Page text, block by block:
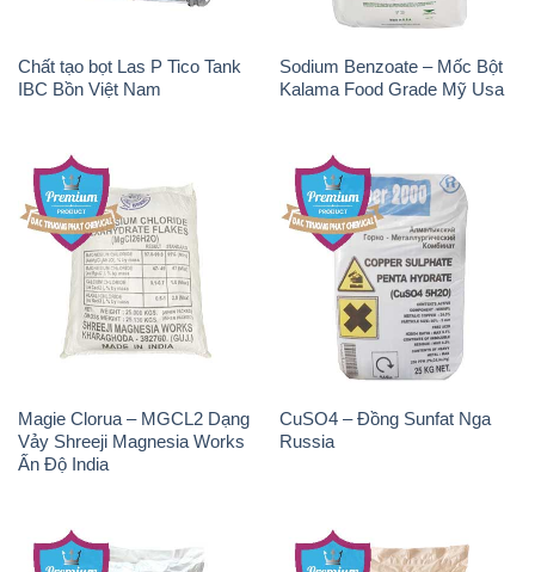
Magie Clorua – MGCL2 Dạng
Vảy Shreeji Magnesia Works
Ấn Độ India
CuSO4 – Đồng Sunfat Nga